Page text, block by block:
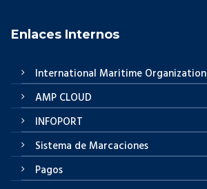
Enlaces Internos
International Maritime Organization
AMP CLOUD
INFOPORT
Sistema de Marcaciones
Pagos